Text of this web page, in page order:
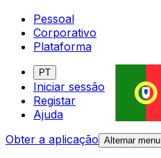
Pessoal
Corporativo
Plataforma
PT
Iniciar sessão
Registar
Ajuda
Obter a aplicação Alternar menu